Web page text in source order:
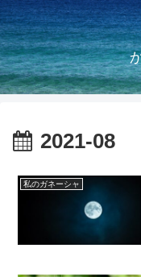
2021-08
私のガネーシャ